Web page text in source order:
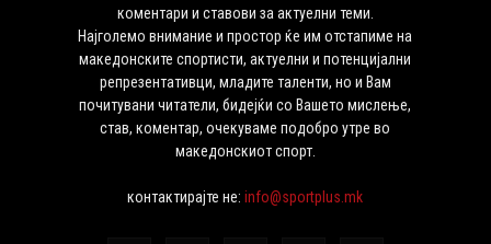
коментари и ставови за актуелни теми.
Најголемо внимание и простор ќе им отстапиме на
македонските спортисти, актуелни и потенцијални
репрезентативци, младите таленти, но и Вам
почитувани читатели, бидејќи со Вашето мислење,
став, коментар, очекуваме подобро утре во
македонскиот спорт.
контактирајте не:info@sportplus.mk